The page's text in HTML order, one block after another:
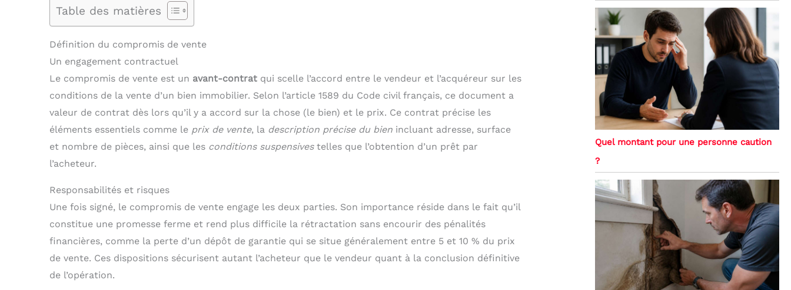
Table des matières
Définition du compromis de vente
Un engagement contractuel
Le compromis de vente est un avant-contrat qui scelle l’accord entre le vendeur et l’acquéreur sur les
conditions de la vente d’un bien immobilier. Selon l’article 1589 du Code civil français, ce document a
valeur de contrat dès lors qu’il y a accord sur la chose (le bien) et le prix. Ce contrat précise les
éléments essentiels comme le prix de vente, la description précise du bien incluant adresse, surface
et nombre de pièces, ainsi que les conditions suspensivestelles que l’obtention d’un prêt par
l’acheteur.
Responsabilités et risques
Une fois signé, le compromis de vente engage les deux parties. Son importance réside dans le fait qu’il
constitue une promesse ferme et rend plus difficile la rétractation sans encourir des pénalités
financières, comme la perte d’un dépôt de garantie qui se situe généralement entre 5 et 10 % du prix
de vente. Ces dispositions sécurisent autant l’acheteur que le vendeur quant à la conclusion définitive
de l’opération.
Quel montant pour une personne caution
?